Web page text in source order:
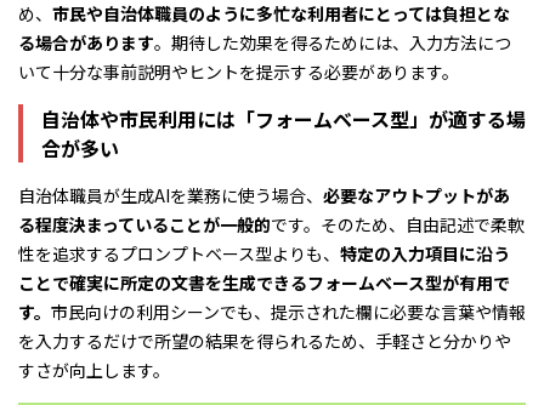
め、 市民や自治体職員のように多忙な利用者にとっては負担とな
る場合があります。期待した効果を得るためには、入力方法につ
いて十分な事前説明やヒントを提示する必要があります。
自治体や市民利用には「フォームベース型」が適する場
合が多い
自治体職員が生成AIを業務に使う場合、 必要なアウトプットがあ
る程度決まっていることが一般的です。そのため、自由記述で柔軟
性を追求するプロンプトベース型よりも、 特定の入力項目に沿う
ことで確実に所定の文書を生成できるフォームベース型が有用で
す。 市民向けの利用シーンでも、提示された欄に必要な言葉や情報
を入力するだけで所望の結果を得られるため、手軽さと分かりや
すさが向上します。